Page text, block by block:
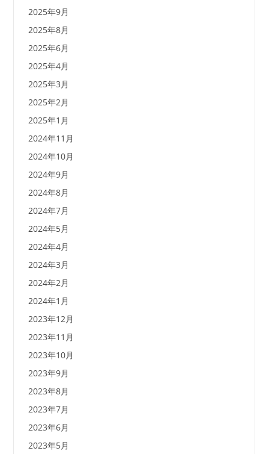
2025年9月
2025年8月
2025年6月
2025年4月
2025年3月
2025年2月
2025年1月
2024年11月
2024年10月
2024年9月
2024年8月
2024年7月
2024年5月
2024年4月
2024年3月
2024年2月
2024年1月
2023年12月
2023年11月
2023年10月
2023年9月
2023年8月
2023年7月
2023年6月
2023年5月